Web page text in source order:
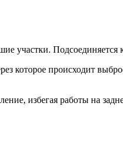
участки.
которое происходит
избегая работы на